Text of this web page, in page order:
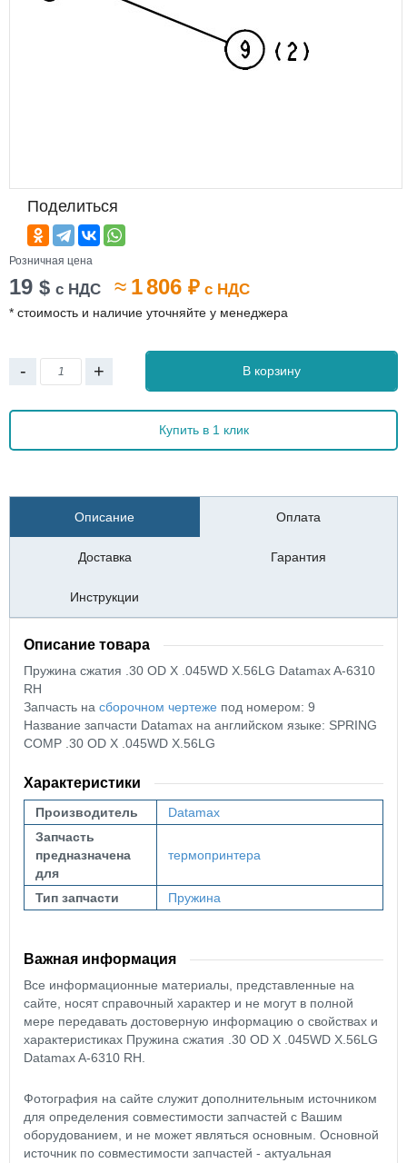
Поделиться
Розничная цена
19 $ с НДС ≈ 1 806 ₽ с НДС
* стоимость и наличие уточняйте у менеджера
- + В корзину
Купить в 1 клик
Описание Оплата
Доставка Гарантия
Инструкции
Описание товара
Пружина сжатия .30 OD X .045WD X.56LG Datamax A-6310
RH
Запчасть на сборочном чертеже под номером: 9
Название запчасти Datamax на английском языке: SPRING
COMP .30 OD X .045WD X.56LG
Характеристики
Производитель
Datamax
Запчасть
предназначена
для
термопринтера
Тип запчасти Пружина
Важная информация
Все информационные материалы, представленные на
сайте, носят справочный характер и не могут в полной
мере передавать достоверную информацию о свойствах и
характеристиках Пружина сжатия .30 OD X .045WD X.56LG
Datamax A-6310 RH.
Фотография на сайте служит дополнительным источником
для определения совместимости запчастей с Вашим
оборудованием, и не может являться основным. Основной
источник по совместимости запчастей - актуальная